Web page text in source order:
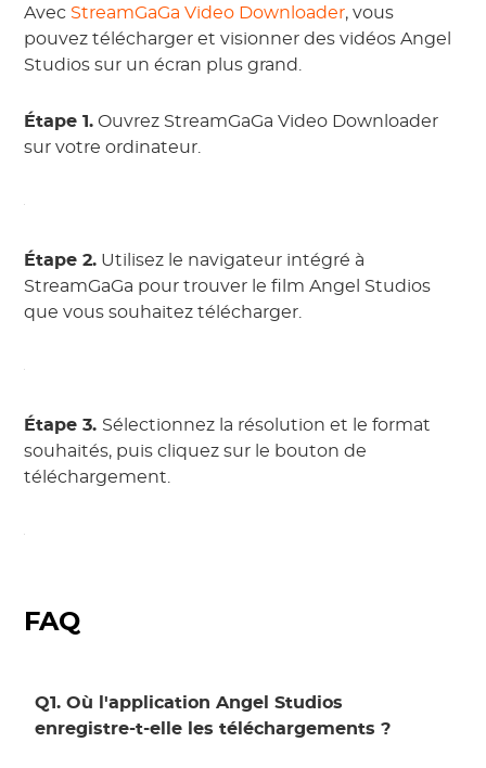
Avec StreamGaGa Video Downloader, vous
pouvez télécharger et visionner des vidéos Angel
Studios sur un écran plus grand.
Étape 1. Ouvrez StreamGaGa Video Downloader
sur votre ordinateur.
Étape 2. Utilisez le navigateur intégré à
StreamGaGa pour trouver le film Angel Studios
que vous souhaitez télécharger.
Étape 3. Sélectionnez la résolution et le format
souhaités, puis cliquez sur le bouton de
téléchargement.
FAQ
Q1. Où l'application Angel Studios
enregistre-t-elle les téléchargements ?